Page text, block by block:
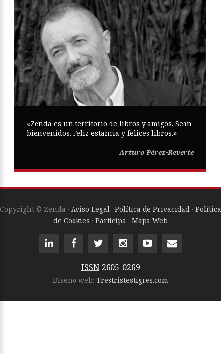
«Zenda es un territorio de libros y amigos. Sean
bienvenidos. Feliz estancia y felices libros.»
Arturo Pérez-Reverte
Copyright © Zenda · Aviso Legal · Política de Privacidad · Política
de Cookies · Participa · Mapa Web
ISSN 2605-0269
Diseño web: Trestristestigres.com